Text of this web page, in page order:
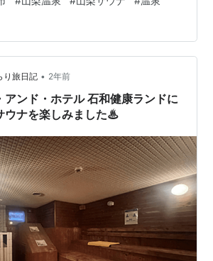
本日は山梨市内の 歴史と史跡を散
立ち寄り 温泉とサウナを楽しみまし
ントの様子。 入浴料金は 3時間大人
です。 フロント前には休憩ルーム
・・・。 簡単…
り旅日記 • 2年前
ンド・ホテル 石和健康ランドに
ウナを楽しみました♨